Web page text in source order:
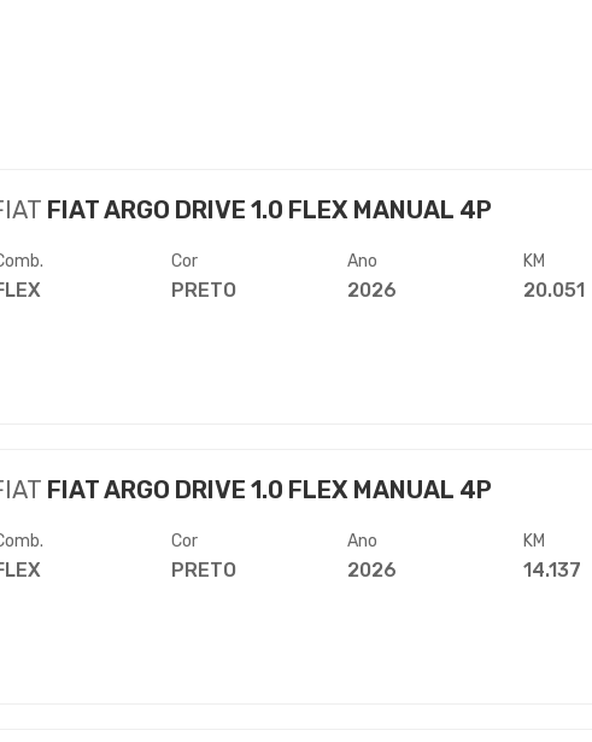
FIAT ARGO DRIVE 1.0 FLEX MANUAL 4P
Cor
PRETO
Ano
2026
KM
20.051
FIAT ARGO DRIVE 1.0 FLEX MANUAL 4P
Cor
PRETO
Ano
2026
KM
14.137